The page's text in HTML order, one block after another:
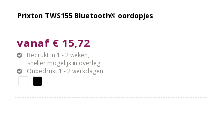
Prixton TWS155 Bluetooth® oordopjes
vanaf € 15,72
Bedrukt in 1 - 2 weken,
sneller mogelijk in overleg.
Onbedrukt 1 - 2 werkdagen.